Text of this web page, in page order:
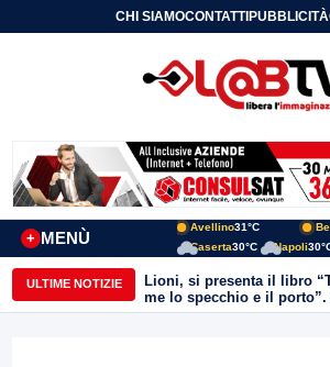
CHI SIAMOCONTATTIPUBBLICITÀ
MENÙ
+
Avellino31°C
Caserta30°C Napoli
ULTIME NOTIZIE
Lioni, si presenta il libro
me lo specchio e il porto”.
“Gettiamo un seme